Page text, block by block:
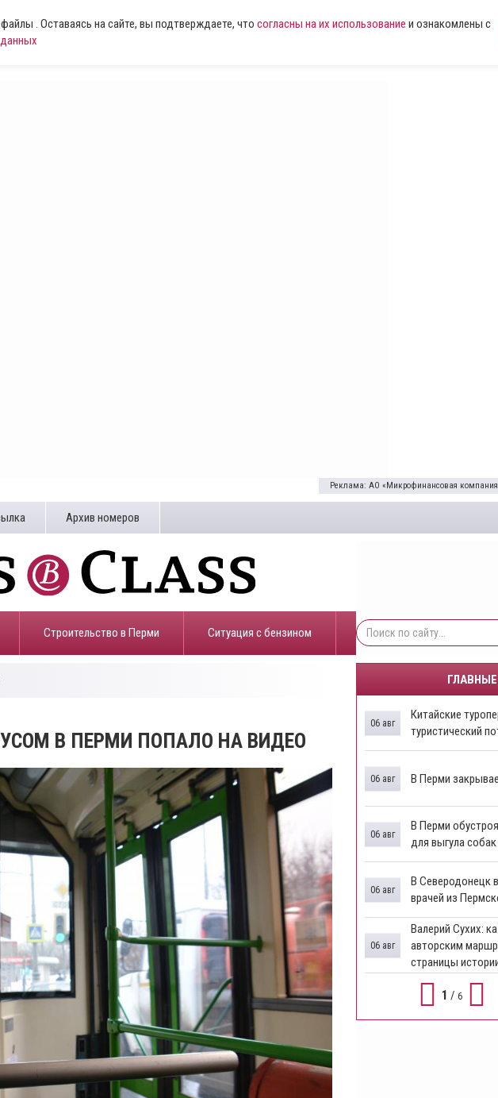
. Оставаясь на сайте, вы подтверждаете, что согласны на их использование и ознакомлены с
Реклама: АО «Микрофинансовая компания
Архив номеров
Строительство в Перми ​Ситуация с бензином
В ПЕРМИ ПОПАЛО НА ВИДЕО
Китайские
туристический
06 авг
В Перми
06 авг
​В Перми
для выгула собак
06 авг
В Северодонецк
врачей из
06 авг
​Валерий Сухих:
авторским
страницы
06 авг
1 / 6